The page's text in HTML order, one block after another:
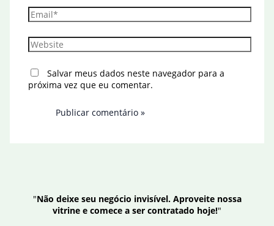
Email*
Website
Salvar meus dados neste navegador para a
próxima vez que eu comentar.
"Não deixe seu negócio invisível. Aproveite nossa
vitrine e comece a ser contratado hoje!"